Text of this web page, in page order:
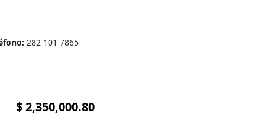
282 101 7865
$ 2,350,000.80